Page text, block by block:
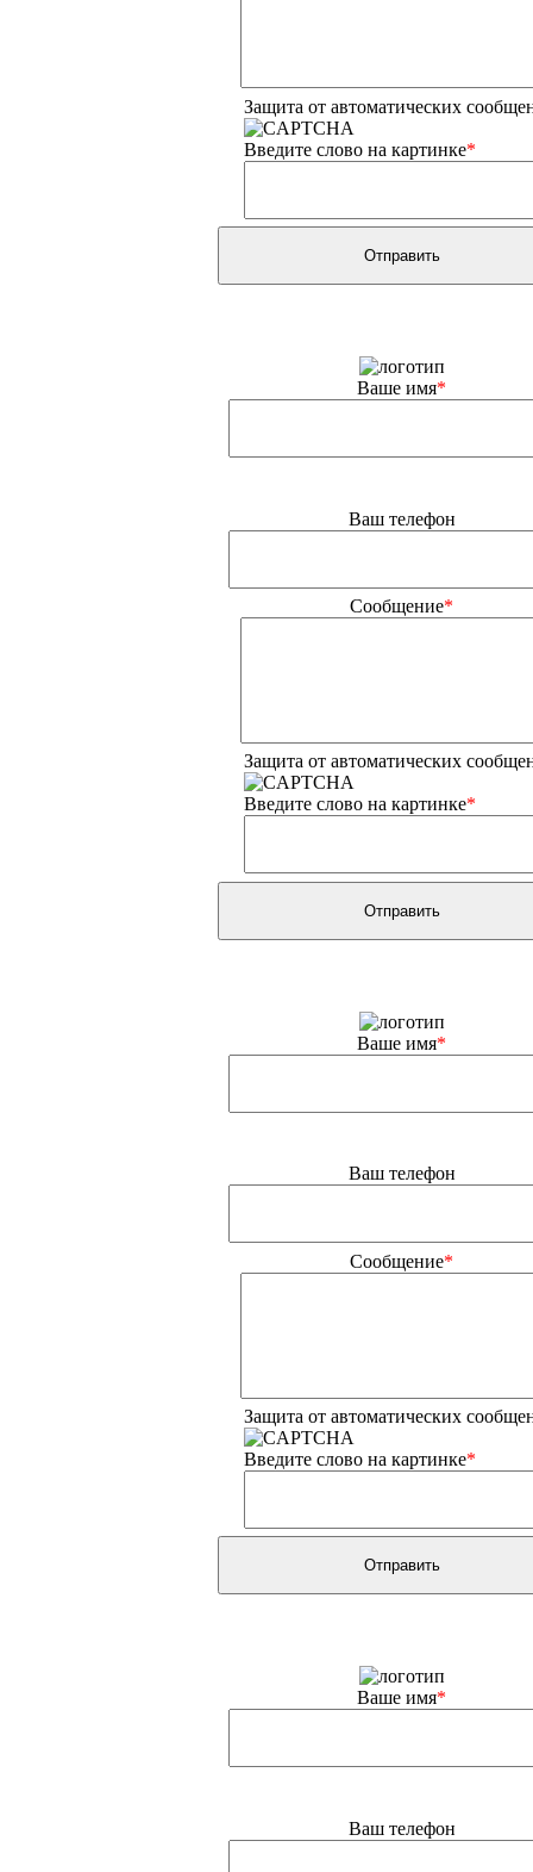
Защита от автоматических
Введите слово на картинке*
Ваше имя*
Ваш телефон
Сообщение*
Защита от автоматических
Введите слово на картинке*
Ваше имя*
Ваш телефон
Сообщение*
Защита от автоматических
Введите слово на картинке*
Ваше имя*
Ваш телефон